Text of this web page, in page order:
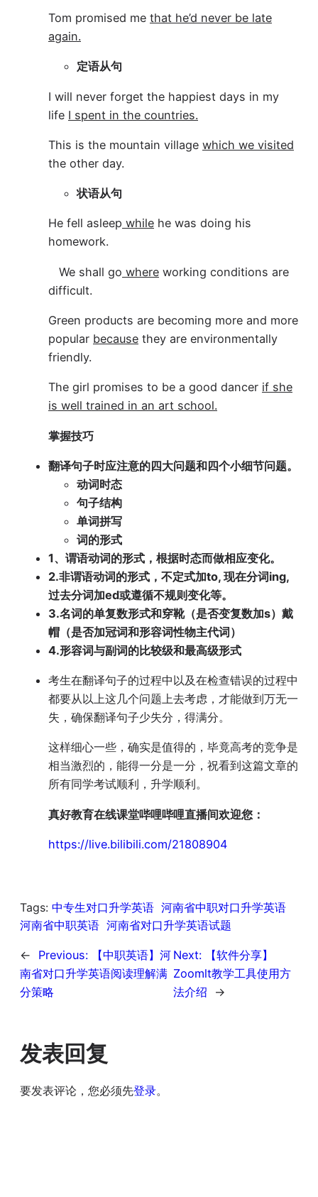
Tom promised me that he’d never be late
again.
定语从句
I will never forget the happiest days in my
life I spent in the countries.
This is the mountain village which we visited
the other day.
状语从句
He fell asleep while he was doing his
homework.
We shall go where working conditions are
difficult.
Green products are becoming more and more
popular because they are environmentally
friendly.
The girl promises to be a good dancer if she
is well trained in an art school.
掌握技巧
翻译句子时应注意的四大问题和四个小细节问题。
动词时态
句子结构
单词拼写
词的形式
1、谓语动词的形式，根据时态而做相应变化。
2.非谓语动词的形式，不定式加to, 现在分词ing,
过去分词加ed或遵循不规则变化等。
3.名词的单复数形式和穿靴（是否变复数加s）戴
帽（是否加冠词和形容词性物主代词）
4.形容词与副词的比较级和最高级形式
考生在翻译句子的过程中以及在检查错误的过程中
都要从以上这几个问题上去考虑，才能做到万无一
失，确保翻译句子少失分，得满分。
这样细心一些，确实是值得的，毕竟高考的竞争是
相当激烈的，能得一分是一分，祝看到这篇文章的
所有同学考试顺利，升学顺利。
真好教育在线课堂哔哩哔哩直播间欢迎您：
https://live.bilibili.com/21808904
Tags: 中专生对口升学英语 河南省中职对口升学英语
河南省中职英语 河南省对口升学英语试题
← Previous:
【中职英语】河
南省对口升学英语阅读理解满
分策略
Next:
【软件分享】
Zoomlt教学工具使用方
法介绍
→
发表回复
要发表评论，您必须先登录。